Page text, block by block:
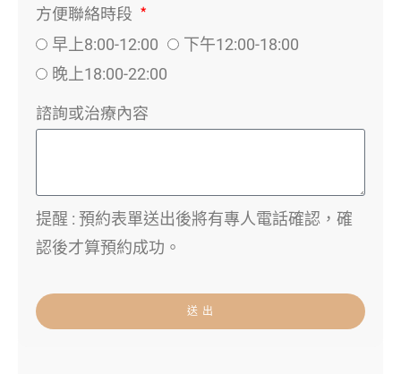
方便聯絡時段
早上8:00-12:00
下午12:00-18:00
晚上18:00-22:00
諮詢或治療內容
提醒 : 預約表單送出後將有專人電話確認，確
認後才算預約成功。
送 出